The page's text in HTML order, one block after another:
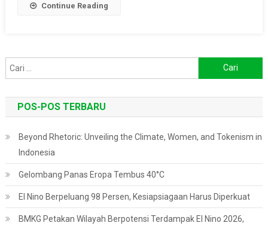
Continue Reading
untuk:
POS-POS TERBARU
Beyond Rhetoric: Unveiling the Climate, Women, and Tokenism in
Indonesia
Gelombang Panas Eropa Tembus 40°C
El Nino Berpeluang 98 Persen, Kesiapsiagaan Harus Diperkuat
BMKG Petakan Wilayah Berpotensi Terdampak El Nino 2026,